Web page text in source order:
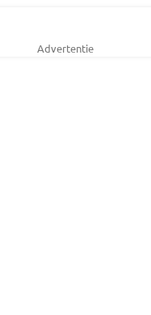
Advertentie